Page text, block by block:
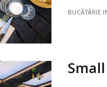
BUCÃTÃRIE